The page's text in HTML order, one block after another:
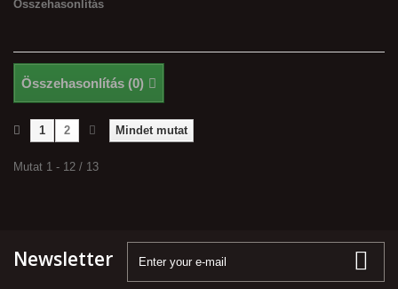
Összehasonlítás
Összehasonlítás (0)
Mindet mutat
1 2
Mutat 1 - 12 / 13
Newsletter